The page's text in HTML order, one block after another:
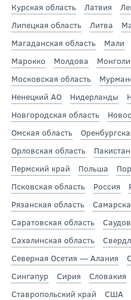
Курская область
Латвия
Липецкая область
Литва
Магаданская область
Мали
Марокко
Молдова
Московская область
Ненецкий АО
Нидерланды
Новгородская область
Омская область
Орловская область
Пакистан
Пермский край
Польша
Псковская область
Россия
Рязанская область
Саратовская область
Сахалинская область
Северная Осетия — Алания
Сингапур
Сирия Словакия
Ставропольский край
США